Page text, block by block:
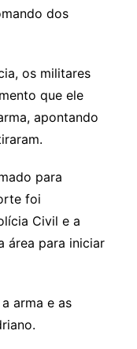
dos
os militares
que ele
apontando
para
foi
Civil e a
área para iniciar
arma e as